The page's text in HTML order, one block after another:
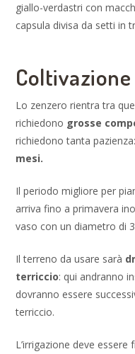
giallo-verdastri con
capsula divisa da setti in
Coltivazione
Lo zenzero rientra tra
richiedono grosse
richiedono tanta
mesi.
Il periodo migliore per
arriva fino a primavera
vaso con un diametro di
Il terreno da usare sarà
terriccio: qui andranno
dovranno essere
terriccio.
L’irrigazione deve